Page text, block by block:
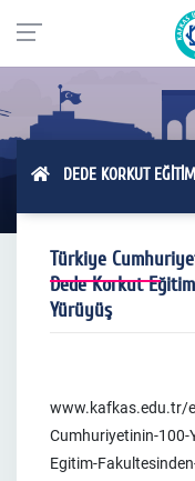
DEDE KORKUT EĞİTİM
Türkiye
Dede Korkut
Yürüyüş
www.kafkas.edu.tr/
Cumhuriyetinin-100-
Egitim-